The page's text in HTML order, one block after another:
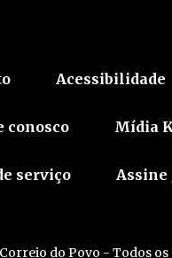
Acessibilidade
conosco Mídia
serviço Assine
do Povo - Todos